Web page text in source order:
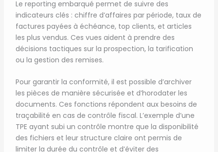
Le reporting embarqué permet de suivre des
indicateurs clés : chiffre d’affaires par période, taux de
factures payées à échéance, top clients, et articles
les plus vendus. Ces vues aident à prendre des
décisions tactiques sur la prospection, la tarification
ou la gestion des remises.
Pour garantir la conformité, il est possible d’archiver
les pièces de manière sécurisée et d’horodater les
documents. Ces fonctions répondent aux besoins de
traçabilité en cas de contrôle fiscal. L’exemple d’une
TPE ayant subi un contrôle montre que la disponibilité
des fichiers et leur structure claire ont permis de
limiter la durée du contrôle et d’éviter des